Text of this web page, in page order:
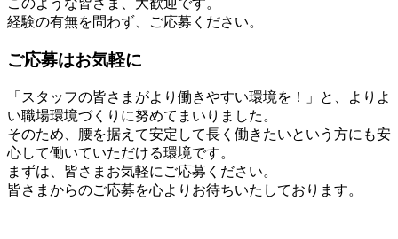
このような皆さま、大歓迎です。
経験の有無を問わず、ご応募ください。
ご応募はお気軽に
「スタッフの皆さまがより働きやすい環境を！」と、よりよ
い職場環境づくりに努めてまいりました。
そのため、腰を据えて安定して長く働きたいという方にも安
心して働いていただける環境です。
まずは、皆さまお気軽にご応募ください。
皆さまからのご応募を心よりお待ちいたしております。